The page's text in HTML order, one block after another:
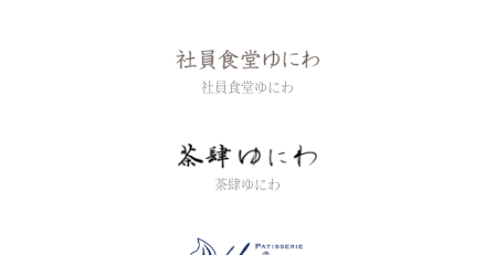
社員食堂ゆにわ
茶肆ゆにわ